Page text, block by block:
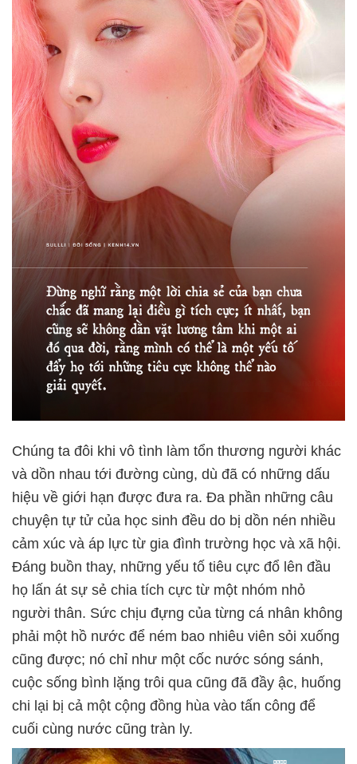
Chúng ta đôi khi vô tình làm tổn thương người khác
và dồn nhau tới đường cùng, dù đã có những dấu
hiệu về giới hạn được đưa ra. Đa phần những câu
chuyện tự tử của học sinh đều do bị dồn nén nhiều
cảm xúc và áp lực từ gia đình trường học và xã hội.
Đáng buồn thay, những yếu tố tiêu cực đổ lên đầu
họ lấn át sự sẻ chia tích cực từ một nhóm nhỏ
người thân. Sức chịu đựng của từng cá nhân không
phải một hồ nước để ném bao nhiêu viên sỏi xuống
cũng được; nó chỉ như một cốc nước sóng sánh,
cuộc sống bình lặng trôi qua cũng đã đầy ậc, huống
chi lại bị cả một cộng đồng hùa vào tấn công để
cuối cùng nước cũng tràn ly.